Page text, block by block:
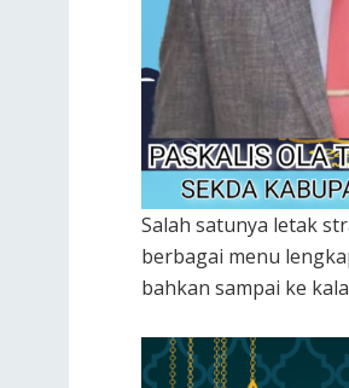
Salah satunya letak
berbagai menu
bahkan sampai ke